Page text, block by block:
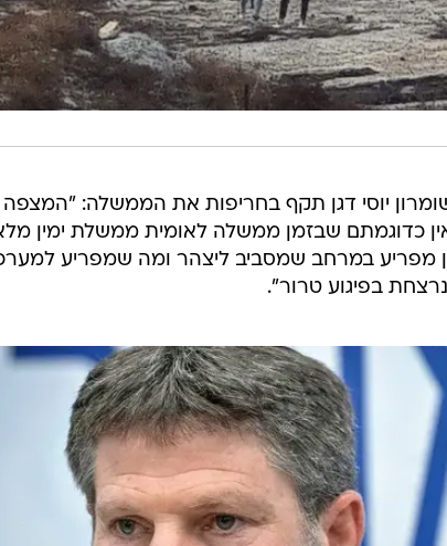
יוסי דגן תקף בחריפות את הממשלה: "המצפה
כדוגמתם שבזמן ממשלה לאומית ממשלת ימין
מפריע במרחב שמסביב ליצהר ומה שמפריע
בפיגוע טרור".